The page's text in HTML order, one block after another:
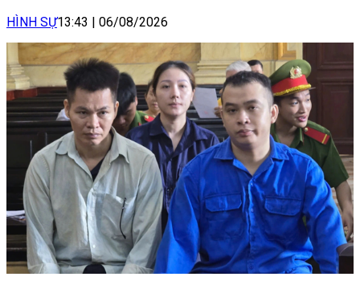
HÌNH SỰ13:43 | 06/08/2026